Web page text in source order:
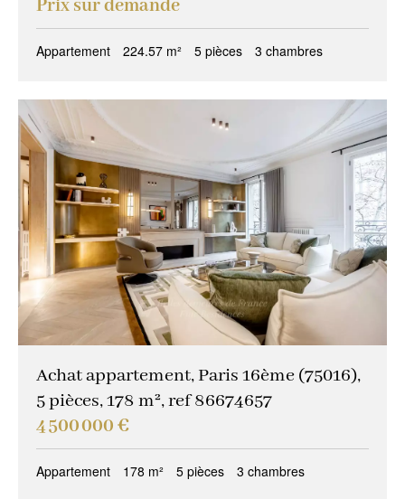
Prix sur demande
Appartement 224.57 m² 5 pièces 3 chambres
Achat appartement, Paris 16ème (75016),
5 pièces, 178 m², ref 86674657
4 500 000 €
Appartement 178 m² 5 pièces 3 chambres